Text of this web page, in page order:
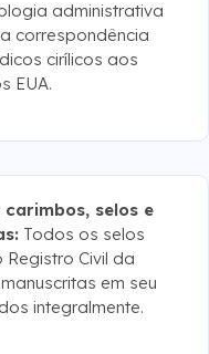
correspondência
cirílicos aos
EUA.
Todos os selos
Civil da
em seu
integralmente.